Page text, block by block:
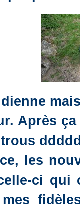
Après
les
ci qui